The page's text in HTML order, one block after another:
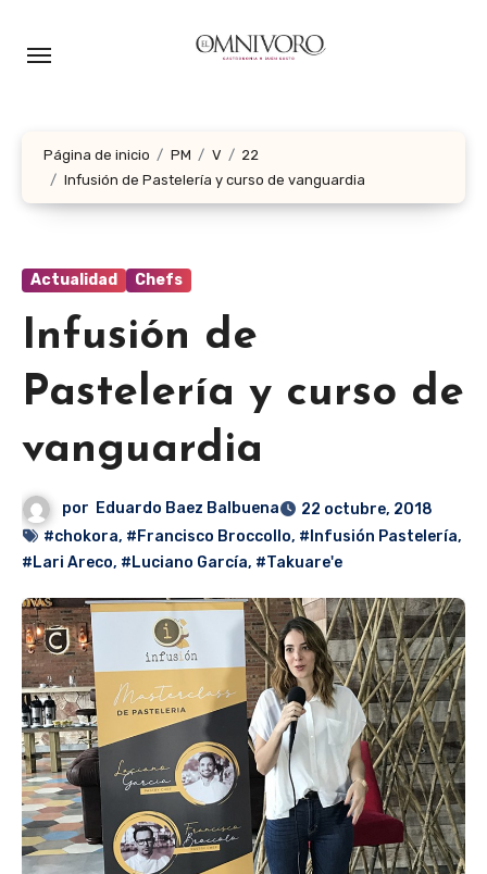
Página de inicio PM V
22
Infusión de Pastelería y curso de vanguardia
Actualidad Chefs
Infusión de
Pastelería y curso de
vanguardia
por Eduardo Baez Balbuena
22 octubre, 2018
#chokora, #Francisco Broccollo, #Infusión Pastelería,
#Lari Areco, #Luciano García, #Takuare'e